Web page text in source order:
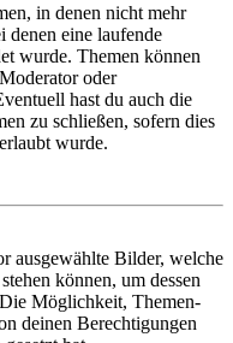
in denen nicht mehr
denen eine laufende
wurde. Themen können
oder
hast du auch die
zu schließen, sofern dies
wurde.
ausgewählte Bilder, welche
können, um dessen
Möglichkeit, Themen-
deinen Berechtigungen